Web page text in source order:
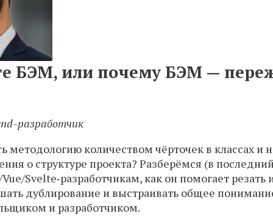
БЭМ, или почему БЭМ —
разработчик
методологию количеством чёрточек в классах и
о структуре проекта? Разберёмся (в
Svelte‑разработчикам, как он помогает резать
дублирование и выстраивать общее
и разработчиком.